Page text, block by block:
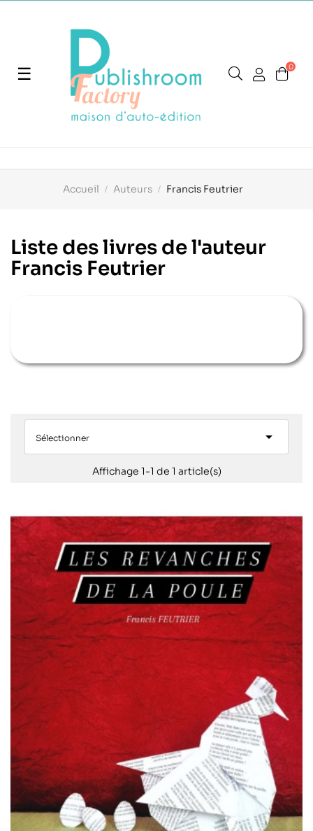
Basculer
navigation
☰ 0
Accueil Auteurs Francis Feutrier
Liste des livres de l'auteur
Francis Feutrier
Sélectionner 
Affichage 1-1 de 1 article(s)